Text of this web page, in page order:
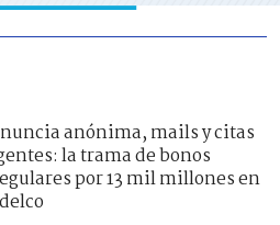
anónima, mails y citas
la trama de bonos
por 13 mil millones en